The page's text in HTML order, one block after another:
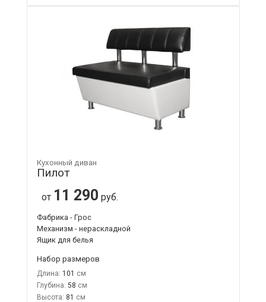
Кухонный диван
Пилот
от 11 290 руб.
Фабрика - Грос
Механизм - нераскладной
Ящик для белья
Набор размеров
Длина: 101
Глубина: 58
Высота: 81